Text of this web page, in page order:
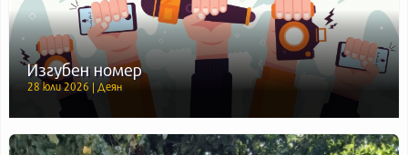
Изгубен номер
28 юли 2026 | Деян